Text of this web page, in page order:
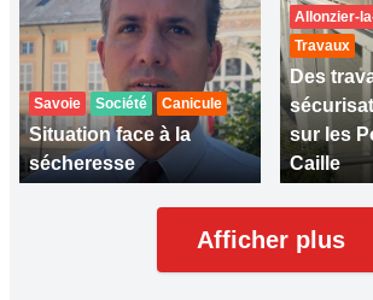
Savoie Société Canicule
Situation face à la
sécheresse
Allonzier-
Travaux
Des
sur les
Caille
Afficher plus